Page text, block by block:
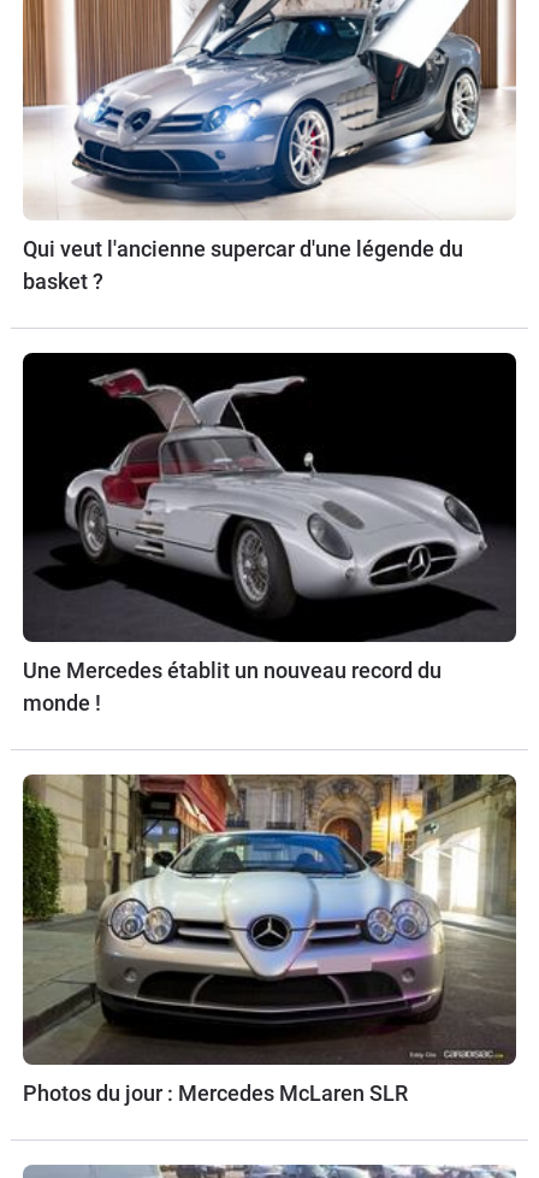
Qui veut l'ancienne supercar d'une légende du
basket ?
Une Mercedes établit un nouveau record du
monde !
Photos du jour : Mercedes McLaren SLR